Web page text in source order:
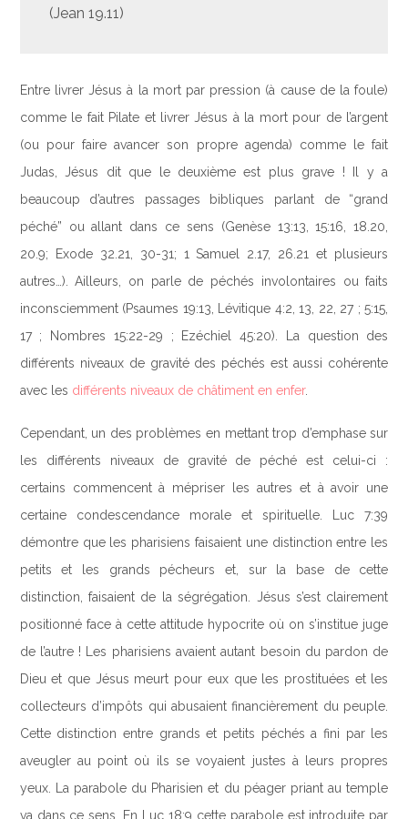
(Jean 19.11)
Entre livrer Jésus à la mort par pression (à cause de la foule)
comme le fait Pilate et livrer Jésus à la mort pour de l’argent
(ou pour faire avancer son propre agenda) comme le fait
Judas, Jésus dit que le deuxième est plus grave ! Il y a
beaucoup d’autres passages bibliques parlant de “grand
péché” ou allant dans ce sens (Genèse 13:13, 15:16, 18.20,
20.9; Exode 32.21, 30-31; 1 Samuel 2.17, 26.21 et plusieurs
autres…). Ailleurs, on parle de péchés involontaires ou faits
inconsciemment (Psaumes 19:13, Lévitique 4:2, 13, 22, 27 ; 5:15,
17 ; Nombres 15:22-29 ; Ezéchiel 45:20). La question des
différents niveaux de gravité des péchés est aussi cohérente
avec les différents niveaux de châtiment en enfer.
Cependant, un des problèmes en mettant trop d’emphase sur
les différents niveaux de gravité de péché est celui-ci :
certains commencent à mépriser les autres et à avoir une
certaine condescendance morale et spirituelle. Luc 7:39
démontre que les pharisiens faisaient une distinction entre les
petits et les grands pécheurs et, sur la base de cette
distinction, faisaient de la ségrégation. Jésus s’est clairement
positionné face à cette attitude hypocrite où on s’institue juge
de l’autre ! Les pharisiens avaient autant besoin du pardon de
Dieu et que Jésus meurt pour eux que les prostituées et les
collecteurs d’impôts qui abusaient financièrement du peuple.
Cette distinction entre grands et petits péchés a fini par les
aveugler au point où ils se voyaient justes à leurs propres
yeux. La parabole du Pharisien et du péager priant au temple
va dans ce sens. En Luc 18:9 cette parabole est introduite par